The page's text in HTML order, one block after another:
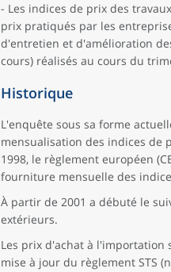
- Les indices de prix des
prix pratiqués par les
d'entretien et d'amélioration
cours) réalisés au cours du
Historique
L'enquête sous sa forme
mensualisation des indices de
1998, le règlement européen
fourniture mensuelle des
À partir de 2001 a débuté le
extérieurs.
Les prix d'achat à l'importation
mise à jour du règlement STS